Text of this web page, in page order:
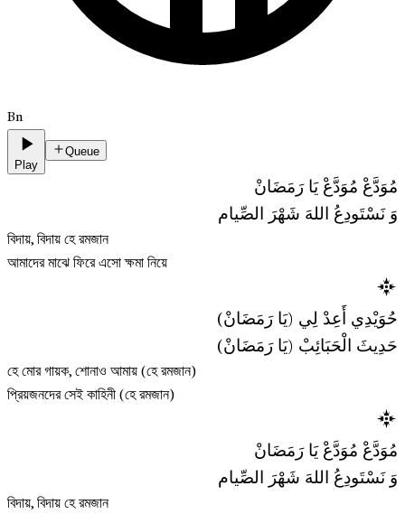
Bn
Play
Queue
مُوَدَّعْ مُوَدَّعْ يَا رَمَضَانْ
وَ نَسْتَودِعُ اللهَ شَهْرَ الصِّيام
বিদায়, বিদায় হে রমজান
আমাদের মাঝে ফিরে এসো ক্ষমা নিয়ে
حُوَيْدِي أَعِدْ لِي (يَا رَمَضَانْ)
حَدِيثَ الْحَبَائِبْ (يَا رَمَضَانْ)
হে মোর গায়ক, শোনাও আমায় (হে রমজান)
প্রিয়জনদের সেই কাহিনী (হে রমজান)
مُوَدَّعْ مُوَدَّعْ يَا رَمَضَانْ
وَ نَسْتَودِعُ اللهَ شَهْرَ الصِّيام
বিদায়, বিদায় হে রমজান